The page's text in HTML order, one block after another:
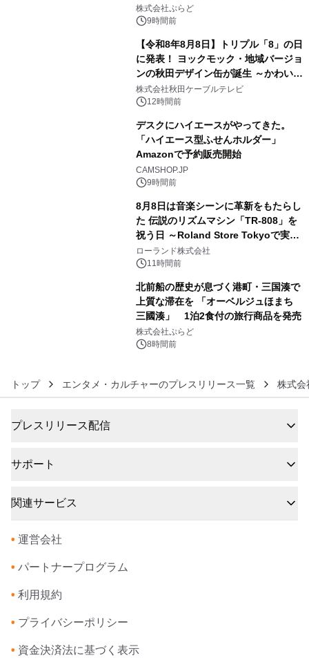
きで Villa Mon Temps AWAJIの連泊
素泊りプラン
株式会社ぷらど
9時間前
【令和8年8月8日】トリプル「8」の日
に発表！ ヨックモック・地域バージョ
ンの秋田デザイン缶が誕生 ～かわいい
秋田犬の子犬と秋田の四季と名所を巡
るパッケージ～ 9月1日(火)秋田県内で
株式会社秋田ケーブルテレビ
12時間前
デスクにハイエースがやってきた。
「ハイエース型ふせんホルダー」
Amazonで予約販売開始
CAMSHOP.JP
9時間前
8月8日は音楽シーンに革新をもたらし
た 伝説のリズムマシン「TR-808」を
祝う日 ～Roland Store Tokyoで実機
を展示しての 記念キャンペーンを開
催 英国ラジオ「NTS」の 特別プログ
アーティストを フィーチャーしたアニ
メーションを公開～
ローランド株式会社
11時間前
北前船の歴史が息づく港町・三国湊で
上質な滞在を 「オーベルジュほまち
三國湊」 1泊2食付の旅行商品を発売
株式会社ぷらど
8時間前
トップ エンタメ・カルチャーのプレスリリース一覧 株式会
プレスリリース配信
サポート
関連サービス
• 運営会社
• パートナープログラム
• 利用規約
• プライバシーポリシー
• 資金決済法に基づく表示